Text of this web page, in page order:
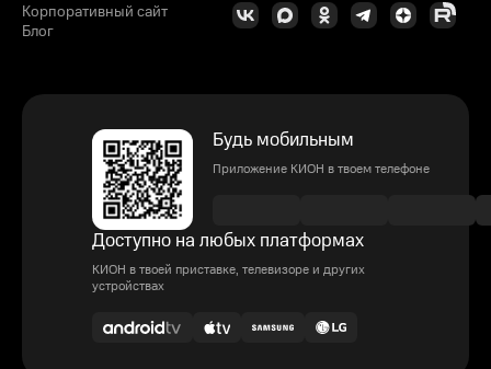
Корпоративный сайт
Блог
Будь мобильным
Приложение КИОН в твоем телефоне
Доступно на любых платформах
КИОН в твоей приставке, телевизоре и других
устройствах